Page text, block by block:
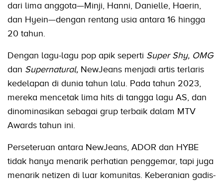
dari lima anggota—Minji, Hanni, Danielle, Haerin,
dan Hyein—dengan rentang usia antara 16 hingga
20 tahun.
Dengan lagu-lagu pop apik seperti Super Shy, OMG
dan Supernatural, NewJeans menjadi artis terlaris
kedelapan di dunia tahun lalu. Pada tahun 2023,
mereka mencetak lima hits di tangga lagu AS, dan
dinominasikan sebagai grup terbaik dalam MTV
Awards tahun ini.
Perseteruan antara NewJeans, ADOR dan HYBE
tidak hanya menarik perhatian penggemar, tapi juga
menarik netizen di luar komunitas. Keberanian gadis-